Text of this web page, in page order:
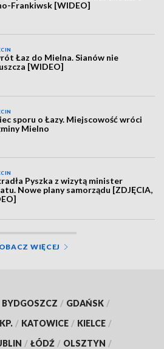
Frankiwsk [WIDEO]
Łaz do Mielna. Sianów nie
[WIDEO]
sporu o Łazy. Miejscowość wróci
Mielno
Pyszka z wizytą minister
Nowe plany samorządu [ZDJĘCIA,
WIĘCEJ
BYDGOSZCZ / GDAŃSK /
/ KATOWICE / KIELCE /
/ ŁÓDŹ / OLSZTYN /